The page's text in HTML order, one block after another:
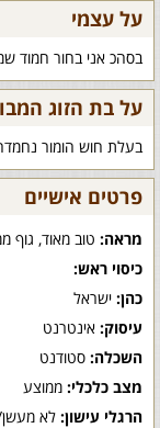
על עצמי
בסהכ אני בחור חמוד
על בת הזוג
בעלת חוש הומור נחמדה
פרטים אישיים
מראה: טוב מאוד, גוף
כיסוי ראש:
כהן: ישראל
עיסוק: אינטרנט
השכלה: סטודנט
מצב כלכלי: ממוצע
הרגלי עישון: לא